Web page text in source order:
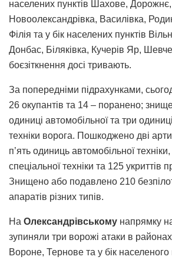
населених пунктів Шахове, Дорожнє,
Новоолександрівка, Василівка,
Філія та у бік населених пунктів
Донбас, Біляківка, Кучерів Яр,
боєзіткнення досі тривають.
За попередніми підрахунками,
26 окупантів та 14 – поранено;
одиниці автомобільної та три
техніки ворога. Пошкоджено дві
п’ять одиниць автомобільної
спеціальної техніки та 125 укриттів
Знищено або подавлено 210
апаратів різних типів.
На Олександрівському напрямку
зупиняли три ворожі атаки в
Вороне, Тернове та у бік